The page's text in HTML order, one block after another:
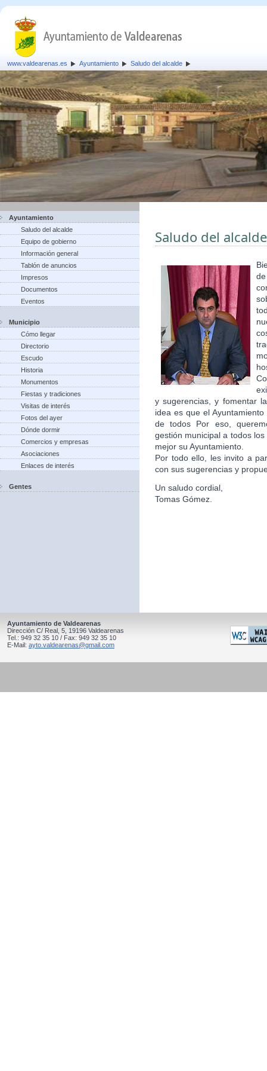
www.valdearenas.es Ayuntamiento Saludo del alcalde
Ayuntamiento
Saludo del alcalde
Equipo de gobierno
Información general
Tablón de anuncios
Impresos
Documentos
Eventos
Municipio
Cómo llegar
Directorio
Escudo
Historia
Monumentos
Fiestas y tradiciones
Visitas de interés
Fotos del ayer
Dónde dormir
Comercios y empresas
Asociaciones
Enlaces de interés
Gentes
Saludo del alcalde
y sugerencias, y fomentar
idea es que el
de todos Por eso,
gestión municipal a todos
mejor su Ayuntamiento.
Por todo ello, les invito a
con sus sugerencias y
Un saludo cordial,
Tomas Gómez.
Ayuntamiento de Valdearenas
Dirección C/ Real, 5, 19196 Valdearenas
Tel.: 949 32 35 10 / Fax: 949 32 35 10
E-Mail: ayto.valdearenas@gmail.com